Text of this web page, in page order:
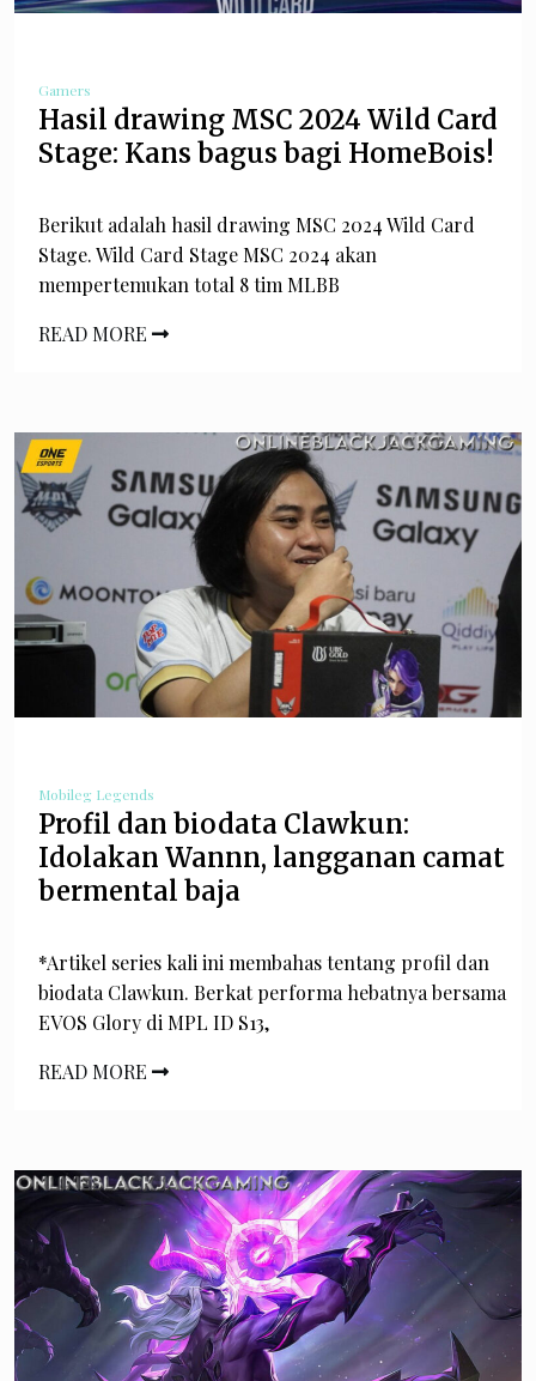
Gamers
Hasil drawing MSC 2024 Wild Card
Stage: Kans bagus bagi HomeBois!
Berikut adalah hasil drawing MSC 2024 Wild Card
Stage. Wild Card Stage MSC 2024 akan
mempertemukan total 8 tim MLBB
READ MORE
Mobileg Legends
Profil dan biodata Clawkun:
Idolakan Wannn, langganan camat
bermental baja
*Artikel series kali ini membahas tentang profil dan
biodata Clawkun. Berkat performa hebatnya bersama
EVOS Glory di MPL ID S13,
READ MORE